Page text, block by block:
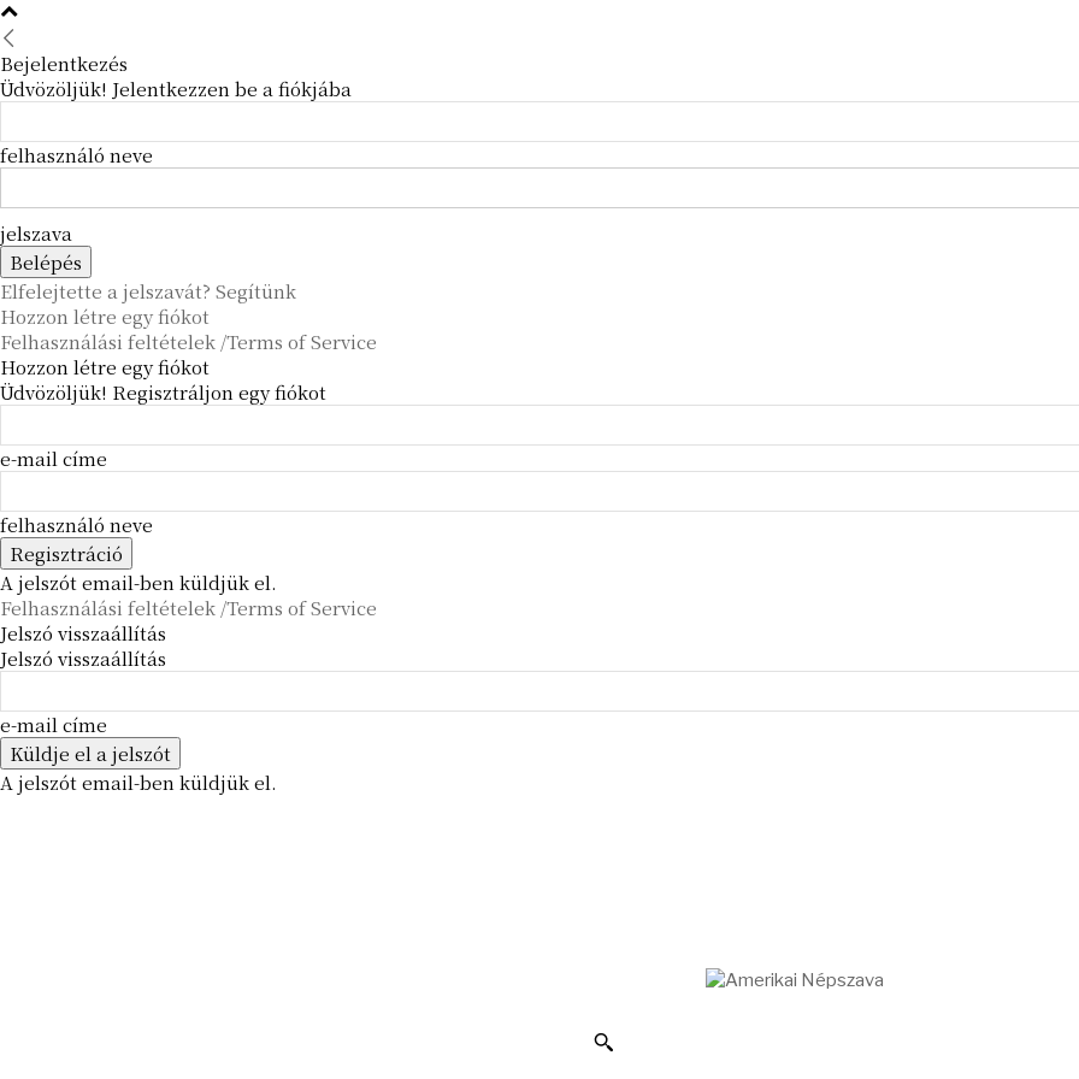
Bejelentkezés
Üdvözöljük! Jelentkezzen be a fiókjába
felhasználó neve
jelszava
Elfelejtette a jelszavát? Segítünk
Hozzon létre egy fiókot
Felhasználási feltételek /Terms of Service
Hozzon létre egy fiókot
Üdvözöljük! Regisztráljon egy fiókot
e-mail címe
felhasználó neve
A jelszót email-ben küldjük el.
Felhasználási feltételek /Terms of Service
Jelszó visszaállítás
Jelszó visszaállítás
e-mail címe
A jelszót email-ben küldjük el.